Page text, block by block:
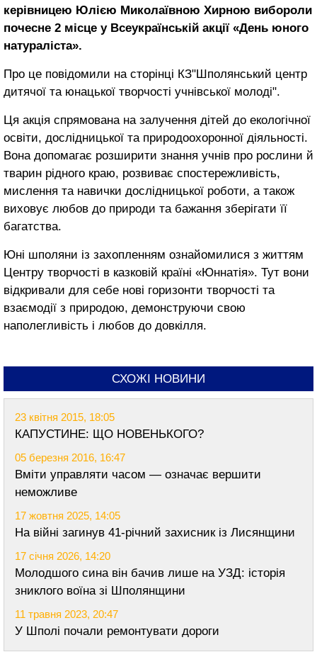
керівницею Юлією Миколаївною Хирною вибороли
почесне 2 місце у Всеукраїнській акції «День юного
натураліста».
Про це повідомили на сторінці КЗ"Шполянський центр
дитячої та юнацької творчості учнівської молоді".
Ця акція спрямована на залучення дітей до екологічної
освіти, дослідницької та природоохоронної діяльності.
Вона допомагає розширити знання учнів про рослини й
тварин рідного краю, розвиває спостережливість,
мислення та навички дослідницької роботи, а також
виховує любов до природи та бажання зберігати її
багатства.
Юні шполяни із захопленням ознайомилися з життям
Центру творчості в казковій країні «Юннатія». Тут вони
відкривали для себе нові горизонти творчості та
взаємодії з природою, демонструючи свою
наполегливість і любов до довкілля.
СХОЖІ НОВИНИ
23 квітня 2015, 18:05
КАПУСТИНЕ: ЩО НОВЕНЬКОГО?
05 березня 2016, 16:47
Вміти управляти часом — означає вершити
неможливе
17 жовтня 2025, 14:05
На війні загинув 41-річний захисник із Лисянщини
17 січня 2026, 14:20
Молодшого сина він бачив лише на УЗД: історія
зниклого воїна зі Шполянщини
11 травня 2023, 20:47
У Шполі почали ремонтувати дороги